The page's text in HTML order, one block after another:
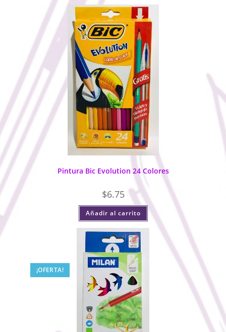
Pintura Bic Evolution 24 Colores
$6.75
Añadir al carrito
¡OFERTA!